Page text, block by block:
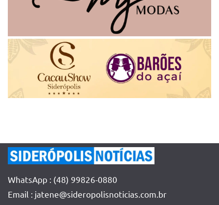
WhatsApp : (48) 99826-0880
Email : jatene@sideropolisnoticias.com.br